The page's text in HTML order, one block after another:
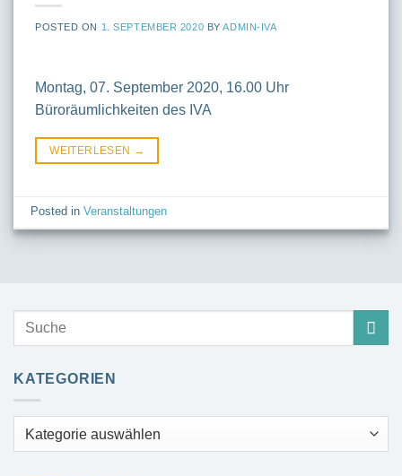
KATEGORIEN
Kategorien
POSTED ON 1. SEPTEMBER 2020 BYADMIN-IVA
Montag, 07. September 2020, 16.00 Uhr
Büroräumlichkeiten des IVA
WEITERLESEN →
Posted inVeranstaltungen